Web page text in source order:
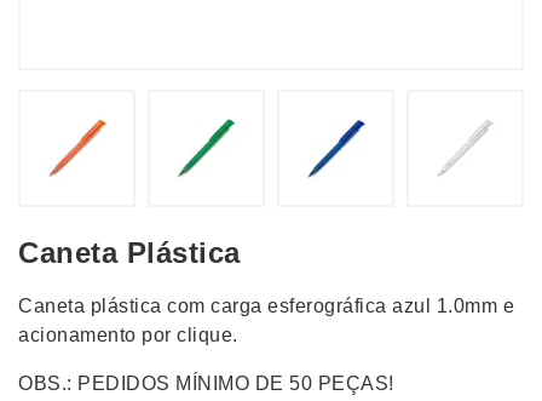
Caneta Plástica
Caneta plástica com carga esferográfica azul 1.0mm e
acionamento por clique.
OBS.: PEDIDOS MÍNIMO DE 50 PEÇAS!